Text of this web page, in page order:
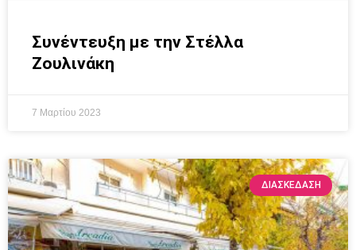
Συνέντευξη με την Στέλλα
Ζουλινάκη
7 Μαρτίου 2023
ΔΙΑΣΚΕΔΑΣΗ